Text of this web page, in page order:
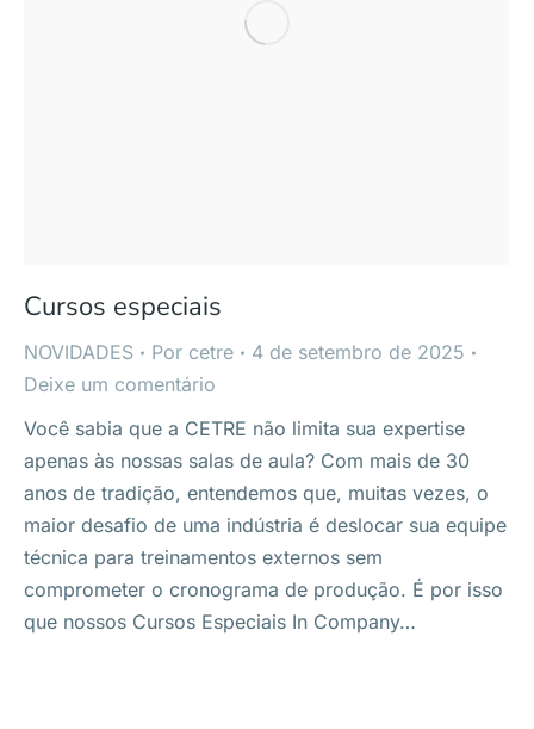
Cursos especiais
NOVIDADES Por cetre
4 de setembro de 2025
Deixe um comentário
Você sabia que a CETRE não limita sua expertise
apenas às nossas salas de aula? Com mais de 30
anos de tradição, entendemos que, muitas vezes, o
maior desafio de uma indústria é deslocar sua equipe
técnica para treinamentos externos sem
comprometer o cronograma de produção. É por isso
que nossos Cursos Especiais In Company…